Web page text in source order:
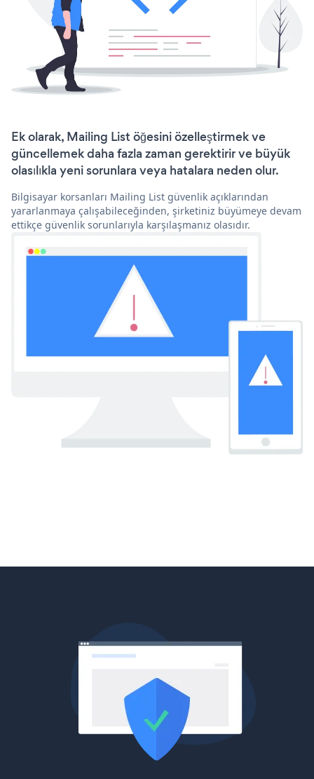
Ek olarak, Mailing List öğesini özelleştirmek ve
güncellemek daha fazla zaman gerektirir ve büyük
olasılıkla yeni sorunlara veya hatalara neden olur.
Bilgisayar korsanları Mailing List güvenlik açıklarından
yararlanmaya çalışabileceğinden, şirketiniz büyümeye devam
ettikçe güvenlik sorunlarıyla karşılaşmanız olasıdır.